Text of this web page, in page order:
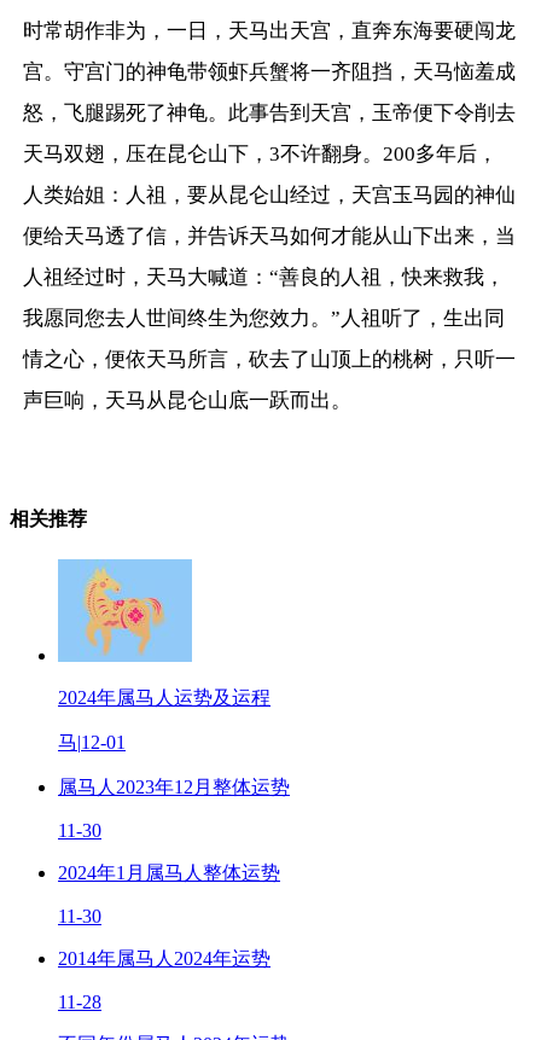
时常胡作非为，一日，天马出天宫，直奔东海要硬闯龙
宫。守宫门的神龟带领虾兵蟹将一齐阻挡，天马恼羞成
怒，飞腿踢死了神龟。此事告到天宫，玉帝便下令削去
天马双翅，压在昆仑山下，3不许翻身。200多年后，
人类始姐：人祖，要从昆仑山经过，天宫玉马园的神仙
便给天马透了信，并告诉天马如何才能从山下出来，当
人祖经过时，天马大喊道：“善良的人祖，快来救我，
我愿同您去人世间终生为您效力。”人祖听了，生出同
情之心，便依天马所言，砍去了山顶上的桃树，只听一
声巨响，天马从昆仑山底一跃而出。
相关推荐
2024年属马人运势及运程
马|12-01
属马人2023年12月整体运势
11-30
2024年1月属马人整体运势
11-30
2014年属马人2024年运势
11-28